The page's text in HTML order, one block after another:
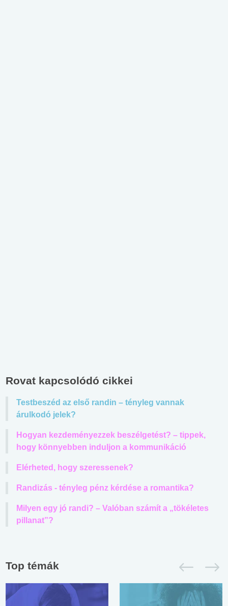
Rovat kapcsolódó cikkei
Testbeszéd az első randin – tényleg vannak
árulkodó jelek?
Hogyan kezdeményezzek beszélgetést? – tippek,
hogy könnyebben induljon a kommunikáció
Elérheted, hogy szeressenek?
Randizás - tényleg pénz kérdése a romantika?
Milyen egy jó randi? – Valóban számít a „tökéletes
pillanat”?
Top témák